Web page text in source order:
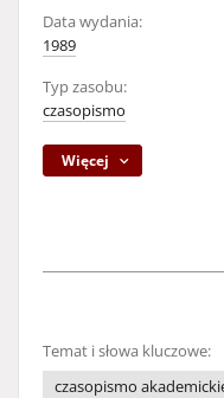
Data wydania:
1989
Typ zasobu:
czasopismo
Więcej
Temat i słowa kluczowe:
czasopismo